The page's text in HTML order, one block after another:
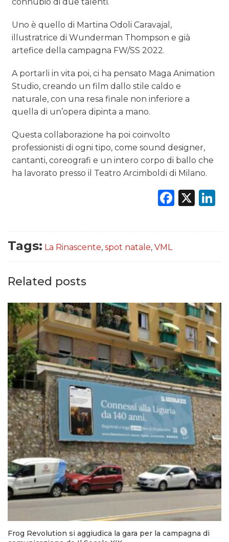
Uno è quello di Martina Odoli Caravajal,
illustratrice di Wunderman Thompson e già
artefice della campagna FW/SS 2022.
A portarli in vita poi, ci ha pensato Maga Animation
Studio, creando un film dallo stile caldo e
naturale, con una resa finale non inferiore a
quella di un’opera dipinta a mano.
Questa collaborazione ha poi coinvolto
professionisti di ogni tipo, come sound designer,
cantanti, coreografi e un intero corpo di ballo che
ha lavorato presso il Teatro Arcimboldi di Milano.
X
Tags: La Rinascente, spot natale, VML
Related posts
Frog Revolution si aggiudica la gara per la campagna di